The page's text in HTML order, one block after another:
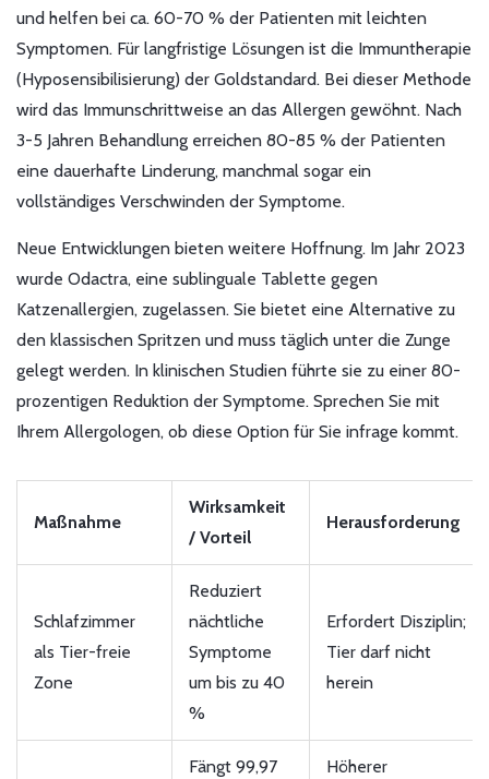
und helfen bei ca. 60-70 % der Patienten mit leichten
Symptomen. Für langfristige Lösungen ist die Immuntherapie
(Hyposensibilisierung) der Goldstandard. Bei dieser Methode
wird das Immunschrittweise an das Allergen gewöhnt. Nach
3-5 Jahren Behandlung erreichen 80-85 % der Patienten
eine dauerhafte Linderung, manchmal sogar ein
vollständiges Verschwinden der Symptome.
Neue Entwicklungen bieten weitere Hoffnung. Im Jahr 2023
wurde Odactra, eine sublinguale Tablette gegen
Katzenallergien, zugelassen. Sie bietet eine Alternative zu
den klassischen Spritzen und muss täglich unter die Zunge
gelegt werden. In klinischen Studien führte sie zu einer 80-
prozentigen Reduktion der Symptome. Sprechen Sie mit
Ihrem Allergologen, ob diese Option für Sie infrage kommt.
Maßnahme
Wirksamkeit
/ Vorteil
Herausforderung
Schlafzimmer
als Tier-freie
Zone
Reduziert
nächtliche
Symptome
um bis zu 40
%
Erfordert Disziplin;
Tier darf nicht
herein
Fängt 99,97
Höherer